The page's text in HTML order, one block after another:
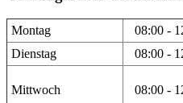
Montag 08:00 -
Dienstag
08:00 -
Mittwoch 08:00 -